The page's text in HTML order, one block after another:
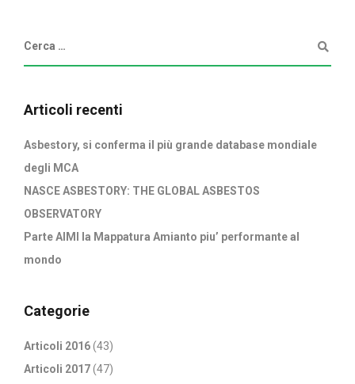
Articoli recenti
Asbestory, si conferma il più grande database mondiale
degli MCA
NASCE ASBESTORY: THE GLOBAL ASBESTOS
OBSERVATORY
Parte AIMI la Mappatura Amianto piu’ performante al
mondo
Categorie
Articoli 2016(43)
Articoli 2017(47)